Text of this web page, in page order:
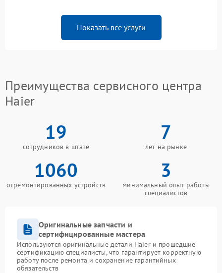
Показать все услуги
Преимущества сервисного центра
Haier
19
сотрудников в штате
7
лет на рынке
1060
отремонтированных устройств
3
минимальный опыт работы
специалистов
Оригинальные запчасти и
сертифицированные мастера
Используются оригинальные детали Haier и прошедшие
сертификацию специалисты, что гарантирует корректную
работу после ремонта и сохранение гарантийных
обязательств